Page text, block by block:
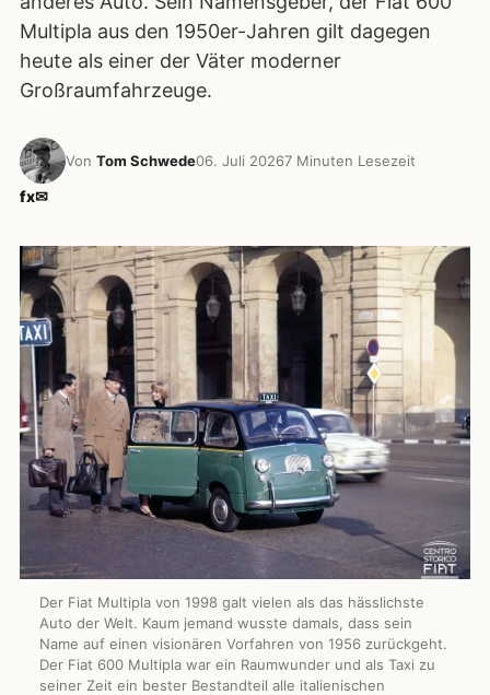
Multipla aus den 1950er-Jahren gilt dagegen
heute als einer der Väter moderner
Großraumfahrzeuge.
Von Tom Schwede06. Juli 20267 Minuten Lesezeit
fx✉
Der Fiat Multipla von 1998 galt vielen als das hässlichste
Auto der Welt. Kaum jemand wusste damals, dass sein
Name auf einen visionären Vorfahren von 1956 zurückgeht.
Der Fiat 600 Multipla war ein Raumwunder und als Taxi zu
seiner Zeit ein bester Bestandteil alle italienischen